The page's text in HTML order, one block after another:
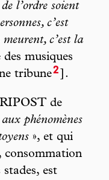
l’ordre soient
c’est
c’est la
musiques
tribune2 ].
de
phénomènes
», et qui
consommation
est